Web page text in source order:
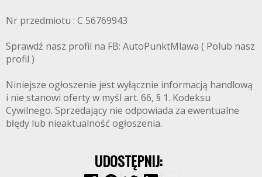
Nr przedmiotu : C 56769943
Sprawdź nasz profil na FB: AutoPunktMlawa ( Polub nasz
profil )
Niniejsze ogłoszenie jest wyłącznie informacją handlową
i nie stanowi oferty w myśl art. 66, § 1. Kodeksu
Cywilnego. Sprzedający nie odpowiada za ewentualne
błędy lub nieaktualność ogłoszenia.
UDOSTĘPNIJ: